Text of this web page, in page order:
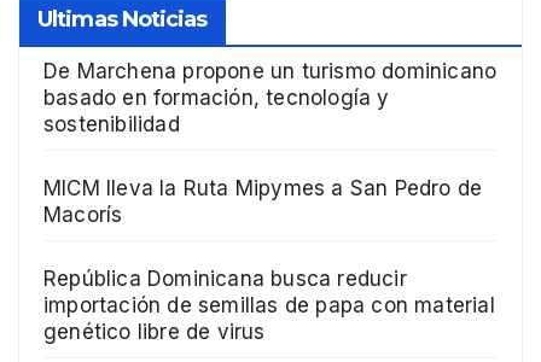
Ultimas Noticias
De Marchena propone un turismo dominicano
basado en formación, tecnología y
sostenibilidad
MICM lleva la Ruta Mipymes a San Pedro de
Macorís
República Dominicana busca reducir
importación de semillas de papa con material
genético libre de virus